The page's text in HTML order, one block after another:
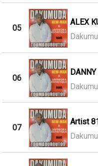
05
ALEX
06
07
Artist 81